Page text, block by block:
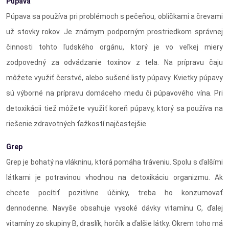
Púpava sa používa pri problémoch s pečeňou, obličkami a črevami
už stovky rokov. Je známym podporným prostriedkom správnej
činnosti tohto ľudského orgánu, ktorý je vo veľkej miery
zodpovedný za odvádzanie toxínov z tela. Na prípravu čaju
môžete využiť čerstvé, alebo sušené listy púpavy. Kvietky púpavy
sú výborné na prípravu domáceho medu či púpavového vína. Pri
detoxikácii tiež môžete využiť koreň púpavy, ktorý sa používa na
riešenie zdravotných ťažkostí najčastejšie.
Grep
Grep je bohatý na vlákninu, ktorá pomáha tráveniu. Spolu s ďalšími
látkami je potravinou vhodnou na detoxikáciu organizmu. Ak
chcete pocítiť pozitívne účinky, treba ho konzumovať
dennodenne. Navyše obsahuje vysoké dávky vitamínu C, ďalej
vitamíny zo skupiny B, draslík, horčík a ďalšie látky. Okrem toho má